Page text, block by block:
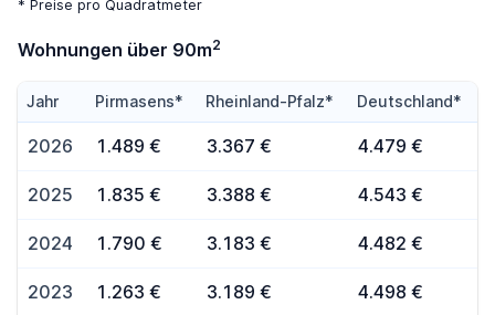
* Preise pro Quadratmeter
Wohnungen über 90m2
Jahr Pirmasens* Rheinland-Pfalz* Deutschland*
2026 1.489 € 3.367 € 4.479 €
2025 1.835 € 3.388 € 4.543 €
2024 1.790 € 3.183 € 4.482 €
2023 1.263 € 3.189 € 4.498 €